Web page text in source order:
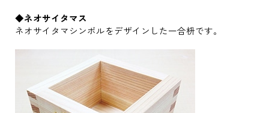
◆ネオサイタマス
ネオサイタマシンボルをデザインした一合枡です。